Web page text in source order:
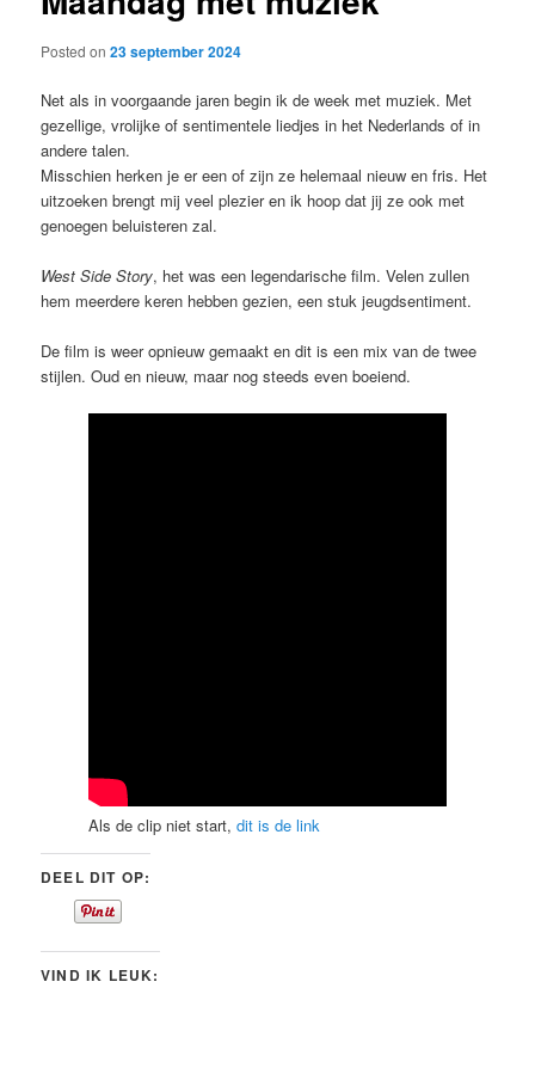
Posted on23 september 2024
Net als in voorgaande jaren begin ik de week met muziek. Met
gezellige, vrolijke of sentimentele liedjes in het Nederlands of in
andere talen.
Misschien herken je er een of zijn ze helemaal nieuw en fris. Het
uitzoeken brengt mij veel plezier en ik hoop dat jij ze ook met
genoegen beluisteren zal.
West Side Story, het was een legendarische film. Velen zullen
hem meerdere keren hebben gezien, een stuk jeugdsentiment.
De film is weer opnieuw gemaakt en dit is een mix van de twee
stijlen. Oud en nieuw, maar nog steeds even boeiend.
Als de clip niet start,dit is de link
DEEL DIT OP:
VIND IK LEUK: